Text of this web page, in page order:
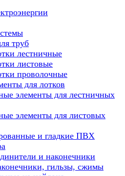
труб
лестничные
листовые
проволочные
для лотков
элементы для лестничных
элементы для листовых
и гладкие ПВХ
и наконечники
гильзы, сжимы